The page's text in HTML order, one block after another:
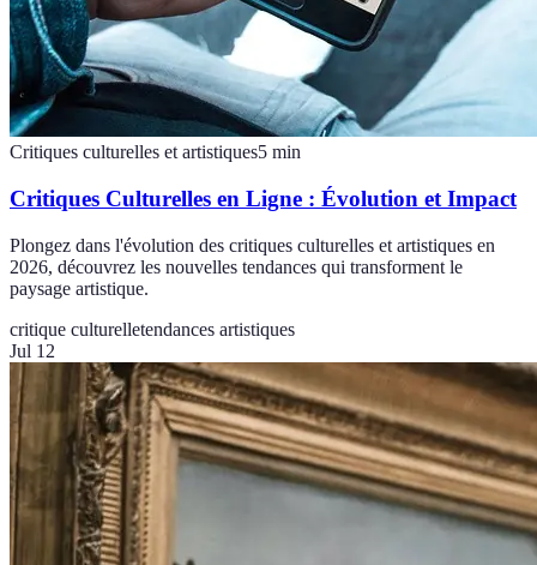
Critiques culturelles et artistiques5 min
Critiques Culturelles en Ligne : Évolution et Impact
Plongez dans l'évolution des critiques culturelles et artistiques en
2026, découvrez les nouvelles tendances qui transforment le
paysage artistique.
critique culturelletendances artistiques
Jul 12